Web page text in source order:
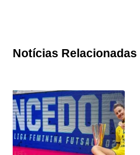
Notícias Relacionadas